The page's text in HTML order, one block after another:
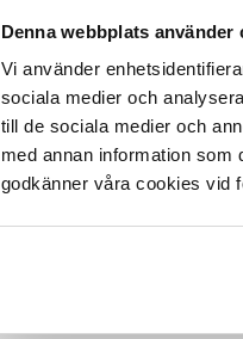
Denna webbplats använder
Vi använder
sociala medier och
till de sociala medier och
med annan information som
godkänner våra cookies vid
Tuotetieto
RawBite Kookos on kermaista,
luonnollisista, ekologisista